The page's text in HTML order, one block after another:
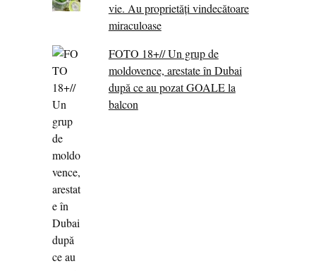
vie. Au proprietăţi vindecătoare
miraculoase
FOTO 18+// Un grup de
moldovence, arestate în Dubai
după ce au pozat GOALE la
balcon